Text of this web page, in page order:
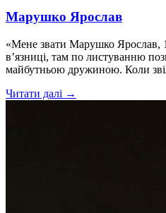
Марушко Ярослав
«Мене звати Марушко Ярослав,
в’язниці, там по листуванню
майбутньою дружиною. Коли
Читати далі →